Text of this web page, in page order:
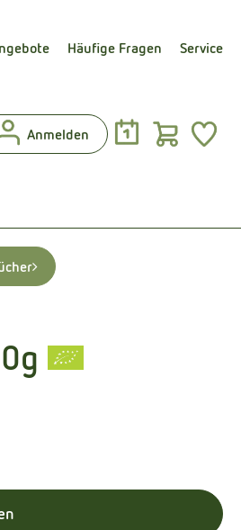
Häufige Fragen Service
Anmelden
zum Warenkorb hinzufügen